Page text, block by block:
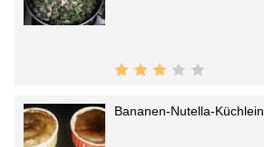
Bananen-Nutella-Küchlein